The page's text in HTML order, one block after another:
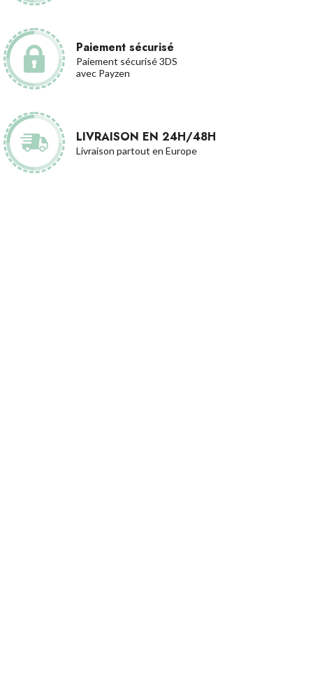
Paiement sécurisé
Paiement sécurisé 3DS
avec Payzen
LIVRAISON EN 24H/48H
Livraison partout en Europe